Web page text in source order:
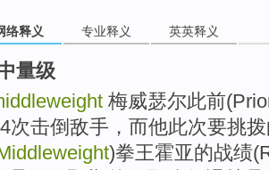
络释义 专业释义 英英释义
量级
梅威瑟尔此前
次击倒敌手，而他此次要挑
)拳王霍亚的战绩